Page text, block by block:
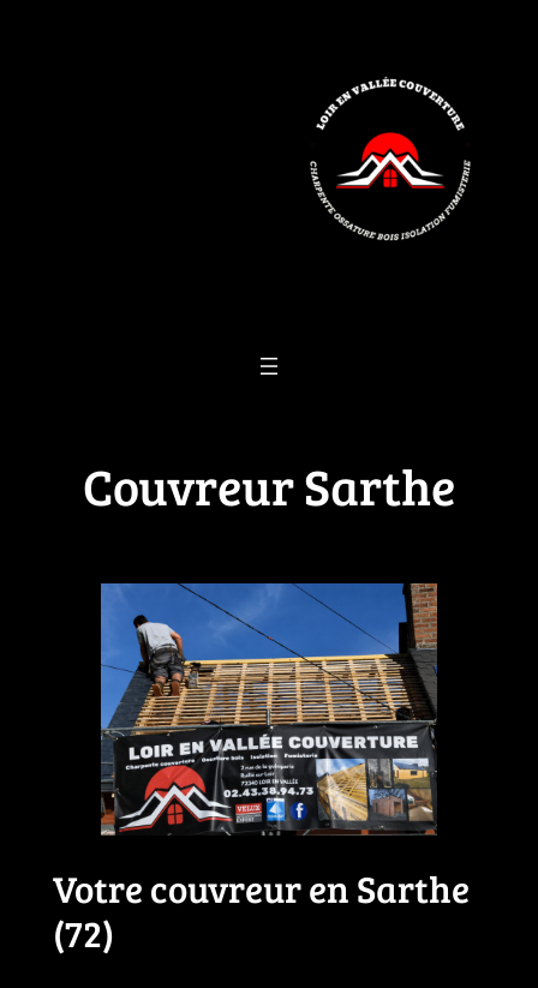
Couvreur Sarthe
Votre couvreur en Sarthe
(72)